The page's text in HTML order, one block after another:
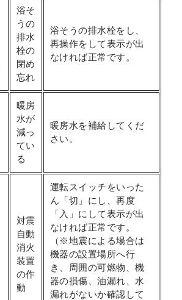
浴そ
うの
排水
栓の
閉め
忘れ
浴そうの排水栓をし、
再操作をして表示が出
なければ正常です。
暖房
水が
減っ
てい
る
暖房水を補給してくだ
さい。
対震
自動
消火
装置
の作
動
運転スイッチをいった
ん「切」にし、再度
「入」にして表示が出
なければ正常です。
（※地震による場合は
機器の設置場所へ行
き、周囲の可燃物、機
器の損傷、油漏れ、水
漏れがないか確認して